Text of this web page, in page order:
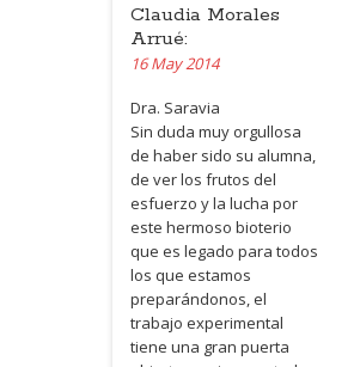
Claudia Morales
Arrué:
16 May 2014
Dra. Saravia
Sin duda muy orgullosa
de haber sido su alumna,
de ver los frutos del
esfuerzo y la lucha por
este hermoso bioterio
que es legado para todos
los que estamos
preparándonos, el
trabajo experimental
tiene una gran puerta